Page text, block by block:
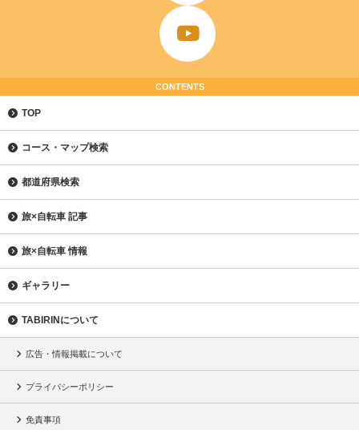
CONTENTS
TOP
コース・マップ検索
都道府県検索
旅×自転車 記事
旅×自転車 情報
ギャラリー
TABIRINについて
広告・情報掲載について
プライバシーポリシー
免責事項